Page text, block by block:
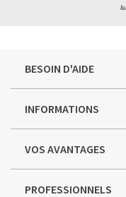
BESOIN D'AIDE
INFORMATIONS
VOS AVANTAGES
PROFESSIONNELS